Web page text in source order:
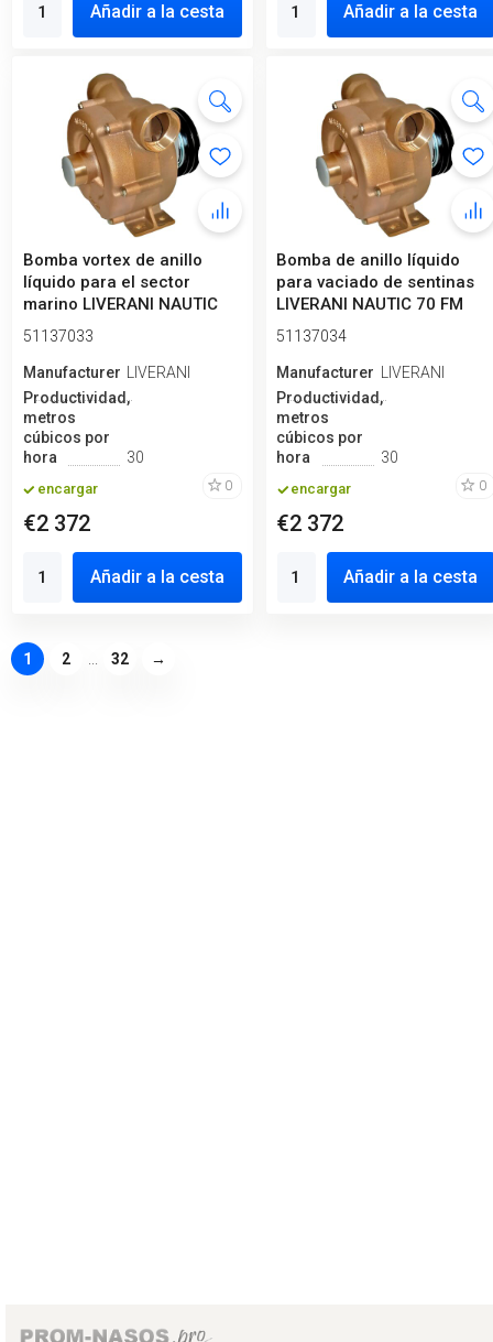
Añadir a la cesta Añadir a la cesta
Bomba vortex de anillo
líquido para el sector
marino LIVERANI NAUTIC
70 FM 12...
51137033
ManufactureroLIVERANI
Productividad,
metros
cúbicos por
hora
30
encargar 0
€2 372
Añadir a la cesta
Bomba de anillo líquido
para vaciado de sentinas
LIVERANI NAUTIC 70 FM
24V, 5...
51137034
ManufactureroLIVERANI
Productividad,
metros
cúbicos por
hora
30
encargar 0
€2 372
Añadir a la cesta
1 2 32 →